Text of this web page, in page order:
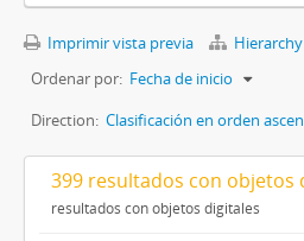
Imprimir vista previa Hierarchy
Ordenar por: Fecha de inicio
Direction: Clasificación en orden
399 resultados con objetos
resultados con objetos digitales